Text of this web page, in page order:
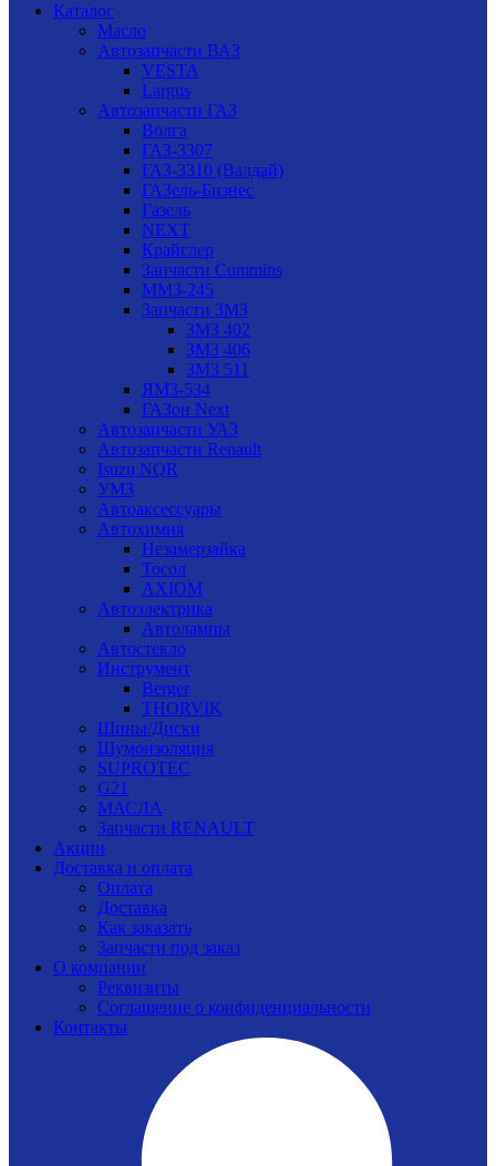
Каталог
Масло
Автозапчасти ВАЗ
VESTA
Largus
Автозапчасти ГАЗ
Волга
ГАЗ-3307
ГАЗ-3310 (Валдай)
ГАЗель-Бизнес
Газель
NEXT
Крайслер
Запчасти Cummins
ММЗ-245
Запчасти ЗМЗ
ЗМЗ 402
ЗМЗ 406
ЗМЗ 511
ЯМЗ-534
ГАЗон Next
Автозапчасти УАЗ
Автозапчасти Renault
Isuzu NQR
УМЗ
Автоаксессуары
Автохимия
Незамерзайка
Тосол
AXIOM
Автоэлектрика
Автолампы
Автостекло
Инструмент
Berger
THORVIK
Шины/Диски
Шумоизоляция
SUPROTEC
G21
МАСЛА
Запчасти RENAULT
Акции
Доставка и оплата
Оплата
Доставка
Как заказать
Запчасти под заказ
О компании
Реквизиты
Соглашение о конфиденциальности
Контакты